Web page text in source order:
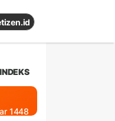
INDEKS
1448